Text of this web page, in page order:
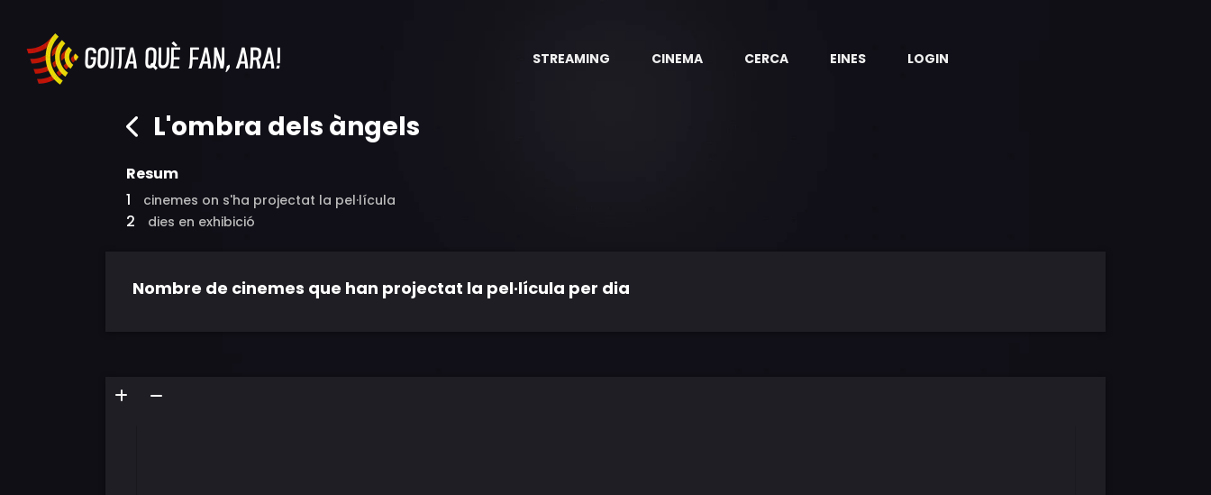
STREAMING CINEMA CERCA EINES LOGIN
L'ombra dels àngels
Resum
1
cinemes on s'ha projectat la pel·lícula
2 dies en exhibició
Nombre de cinemes que han projectat la pel·lícula per dia